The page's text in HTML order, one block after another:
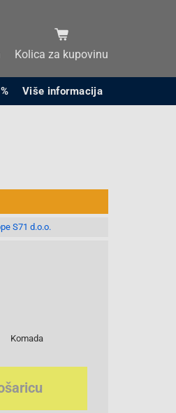
Kolica za kupovinu
Više informacija
S71 d.o.o.
Komada